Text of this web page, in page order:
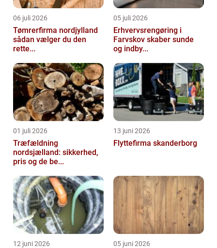
06 juli 2026
Tømrerfirma nordjylland
sådan vælger du den
rette...
05 juli 2026
Erhvervsrengøring i
Farvskov skaber sunde
og indby...
01 juli 2026
Træfældning
nordsjælland: sikkerhed,
pris og de be...
13 juni 2026
Flyttefirma skanderborg
12 juni 2026 05 juni 2026